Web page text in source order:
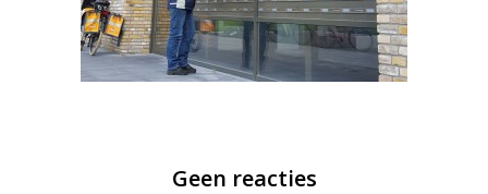
Geen reacties